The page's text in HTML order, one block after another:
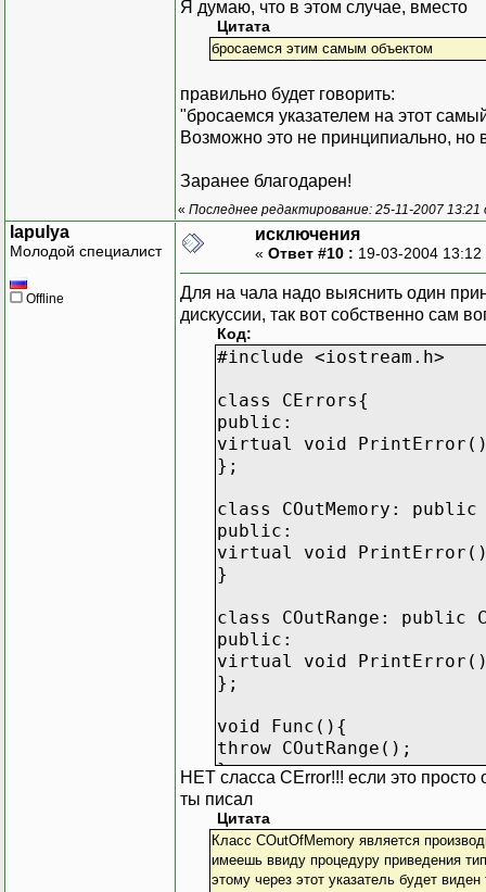
Я думаю, что в этом случае, вместо
Цитата
бросаемся этим самым объектом
правильно будет говорить:
"бросаемся указателем на этот
Возможно это не принципиально, но
Заранее благодарен!
« Последнее редактирование: 25-11-2007 13:21
lapulya
Молодой специалист
Offline
исключения
« Ответ #10 : 19-03-2004
Для на чала надо выяснить один
дискуссии, так вот собственно сам
Код:
#include <iostream.h>
class CErrors{
public:
virtual void
};
class COutMemory:
public:
virtual void PrintError()
}
class COutRange: public
public:
virtual void PrintError()
};
void Func(){
throw COutRange();
}
int main(){
try{
Func();
}
НЕТ сласса CError!!! если это
ты писал
Цитата
Класс COutOfMemory является
имеешь ввиду процедуру приведения
этому через этот указатель будет